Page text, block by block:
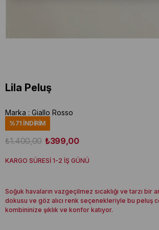
Lila Peluş
Marka : Giallo Rosso
%71 İNDIRIM
₺1.400,00 ₺399,00
KARGO SÜRESİ 1-2 İŞ GÜNÜ
Soğuk havaların vazgeçilmez sıcaklığı ve tarzı bir
dokusu ve göz alıcı renk seçenekleriyle bu peluş
kombininize şıklık ve konfor katıyor.